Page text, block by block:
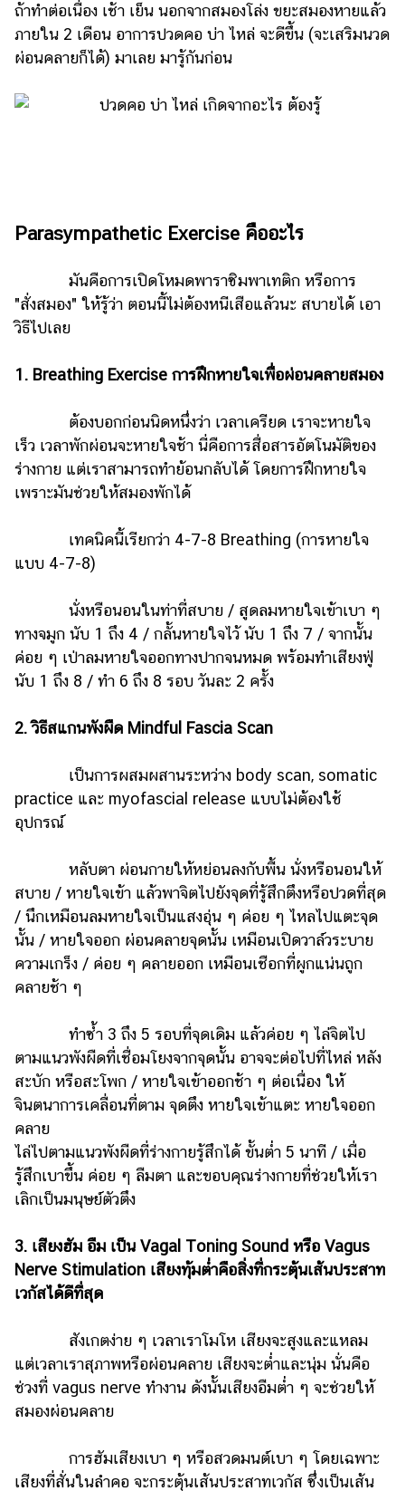
มือ
ถือ
ตี้
แต่งงาน
แม่
Infographic
บริการ
กระปุก
ออนไลน์
เรียน
เลข
ออนไลน์
ติดต่อ
โฆษณา
ปัญหา
ร่วม
เรา
ถ้าทำต่อเนื่อง เช้า เย็น นอกจากสมองโล่ง ขยะสมองหายแล้ว
ภายใน 2 เดือน อาการปวดคอ บ่า ไหล่ จะดีขึ้น (จะเสริมนวด
ผ่อนคลายก็ได้) มาเลย มารู้กันก่อน
Parasympathetic Exercise คืออะไร
มันคือการเปิดโหมดพาราซิมพาเทติก หรือการ
"สั่งสมอง" ให้รู้ว่า ตอนนี้ไม่ต้องหนีเสือแล้วนะ สบายได้ เอา
วิธีไปเลย
1. Breathing Exercise การฝึกหายใจเพื่อผ่อนคลายสมอง
ต้องบอกก่อนนิดหนึ่งว่า เวลาเครียด เราจะหายใจ
เร็ว เวลาพักผ่อนจะหายใจช้า นี่คือการสื่อสารอัตโนมัติของ
ร่างกาย แต่เราสามารถทำย้อนกลับได้ โดยการฝึกหายใจ
เพราะมันช่วยให้สมองพักได้
เทคนิคนี้เรียกว่า 4-7-8 Breathing (การหายใจ
แบบ 4-7-8)
นั่งหรือนอนในท่าที่สบาย / สูดลมหายใจเข้าเบา ๆ
ทางจมูก นับ 1 ถึง 4 / กลั้นหายใจไว้ นับ 1 ถึง 7 / จากนั้น
ค่อย ๆ เป่าลมหายใจออกทางปากจนหมด พร้อมทำเสียงฟู่
นับ 1 ถึง 8 / ทำ 6 ถึง 8 รอบ วันละ 2 ครั้ง
2. วิธีสแกนพังผืด Mindful Fascia Scan
เป็นการผสมผสานระหว่าง body scan, somatic
practice และ myofascial release แบบไม่ต้องใช้
อุปกรณ์
หลับตา ผ่อนกายให้หย่อนลงกับพื้น นั่งหรือนอนให้
สบาย / หายใจเข้า แล้วพาจิตไปยังจุดที่รู้สึกตึงหรือปวดที่สุด
/ นึกเหมือนลมหายใจเป็นแสงอุ่น ๆ ค่อย ๆ ไหลไปแตะจุด
นั้น / หายใจออก ผ่อนคลายจุดนั้น เหมือนเปิดวาล์วระบาย
ความเกร็ง / ค่อย ๆ คลายออก เหมือนเชือกที่ผูกแน่นถูก
คลายช้า ๆ
ทำซ้ำ 3 ถึง 5 รอบที่จุดเดิม แล้วค่อย ๆ ไล่จิตไป
ตามแนวพังผืดที่เชื่อมโยงจากจุดนั้น อาจจะต่อไปที่ไหล่ หลัง
สะบัก หรือสะโพก / หายใจเข้าออกช้า ๆ ต่อเนื่อง ให้
จินตนาการเคลื่อนที่ตาม จุดตึง หายใจเข้าแตะ หายใจออก
คลาย
ไล่ไปตามแนวพังผืดที่ร่างกายรู้สึกได้ ขั้นต่ำ 5 นาที / เมื่อ
รู้สึกเบาขึ้น ค่อย ๆ ลืมตา และขอบคุณร่างกายที่ช่วยให้เรา
เลิกเป็นมนุษย์ตัวตึง
3. เสียงฮัม อืม เป็น Vagal Toning Sound หรือ Vagus
Nerve Stimulation เสียงทุ้มต่ำคือสิ่งที่กระตุ้นเส้นประสาท
เวกัสได้ดีที่สุด
สังเกตง่าย ๆ เวลาเราโมโห เสียงจะสูงและแหลม
แต่เวลาเราสุภาพหรือผ่อนคลาย เสียงจะต่ำและนุ่ม นั่นคือ
ช่วงที่ vagus nerve ทำงาน ดังนั้นเสียงอืมต่ำ ๆ จะช่วยให้
สมองผ่อนคลาย
การฮัมเสียงเบา ๆ หรือสวดมนต์เบา ๆ โดยเฉพาะ
เสียงที่สั่นในลำคอ จะกระตุ้นเส้นประสาทเวกัส ซึ่งเป็นเส้น